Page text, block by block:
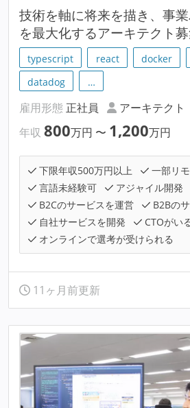
技術を軸に将来を描き、事
を最大化するアーキテクト募
typescript react docker
datadog
…
雇用形態 正社員 アーキテクト
年収 800万円 〜 1,200万円
下限年収500万円以上
一部リ
言語未経験可
アジャイル開発
B2Cのサービスを運営
B2Bの
自社サービスを開発
CTOがい
オンラインで選考が受けられる
11ヶ月前更新